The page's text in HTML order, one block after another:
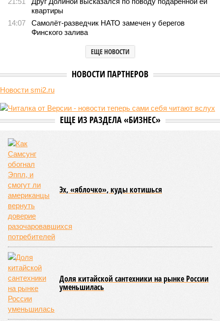
(фото: Deep Vision)
Премьер закавказской республики Никол Пашинян заявил, что
его страна может потребовать у Москвы до 2 млрд долларов
ежегодно за аренду Южно-Кавказской железной дороги (ЮКЖД).
причём исключительно за российский счёт. И в
складывающейся ситуации, кажется, больше вопросов не к
По мнению
выходящего. Дескать, Ереван считает транспортную сеть
своей собственностью и теперь намерен просить за аренду
«железки» означенную сумму. При этом, как отмечают
эксперты, армянская сторона, выставляя этот счёт, не
раскрыла методику его калькуляции, то есть, получается,
взяла цифры с потолка. Отдельно стоит отметить, что
заключённый в 2008 году между Арменией и ОАО «РЖД»
концессионный договор, согласно которому российская
компания получила в управление «железку» республики до
2038-го, вероятно, вовсе не предусматривает такой
постановки вопроса.
Неудивительно, что гендиректор РЖДБелозёров,
реагируя на словесные интервенции Пашиняна, выступил
со словно растерянно-обиженным комментарием. И,
кажется, стало только хуже. Как отметил менеджер, ЮКЖД